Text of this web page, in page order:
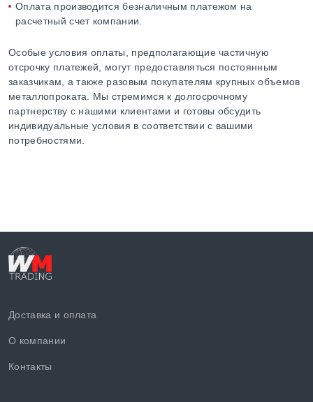
Оплата производится безналичным платежом на
расчетный счет компании.
Особые условия оплаты, предполагающие частичную
отсрочку платежей, могут предоставляться постоянным
заказчикам, а также разовым покупателям крупных объемов
металлопроката. Мы стремимся к долгосрочному
партнерству с нашими клиентами и готовы обсудить
индивидуальные условия в соответствии с вашими
потребностями.
Доставка и оплата
О компании
Контакты